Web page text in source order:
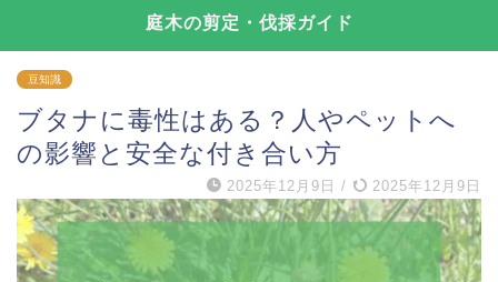
庭木の剪定・伐採ガイド
豆知識
ブタナに毒性はある？人やペットへ
の影響と安全な付き合い方
2025年12月9日 / 2025年12月9日